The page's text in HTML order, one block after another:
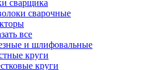
сварщика
сварочные
все
и шлифовальные
круги
круги